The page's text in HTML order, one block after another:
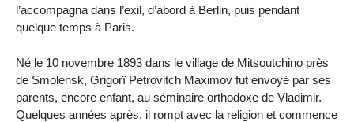
l’accompagna dans l’exil, d’abord à Berlin, puis pendant
quelque temps à Paris.
Né le 10 novembre 1893 dans le vil­lage de Mitsoutchino près
de Smo­lensk, Grigorï Petrovitch Maximov fut envoyé par ses
parents, encore enfant, au séminaire orthodoxe de Vladimir.
Quelques années après, il rompt avec la religion et commence